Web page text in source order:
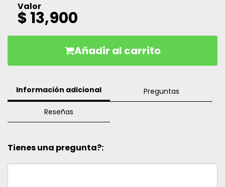
Valor
$ 13,900
Añadir al carrito
Información adicional Preguntas
Reseñas
Tienes una pregunta?: